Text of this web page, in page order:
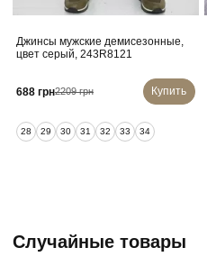
Джинсы мужские демисезонные,
цвет серый, 243R8121
688 грн2209 грн Купить
28 29 30 31 32 33 34
Случайные товары